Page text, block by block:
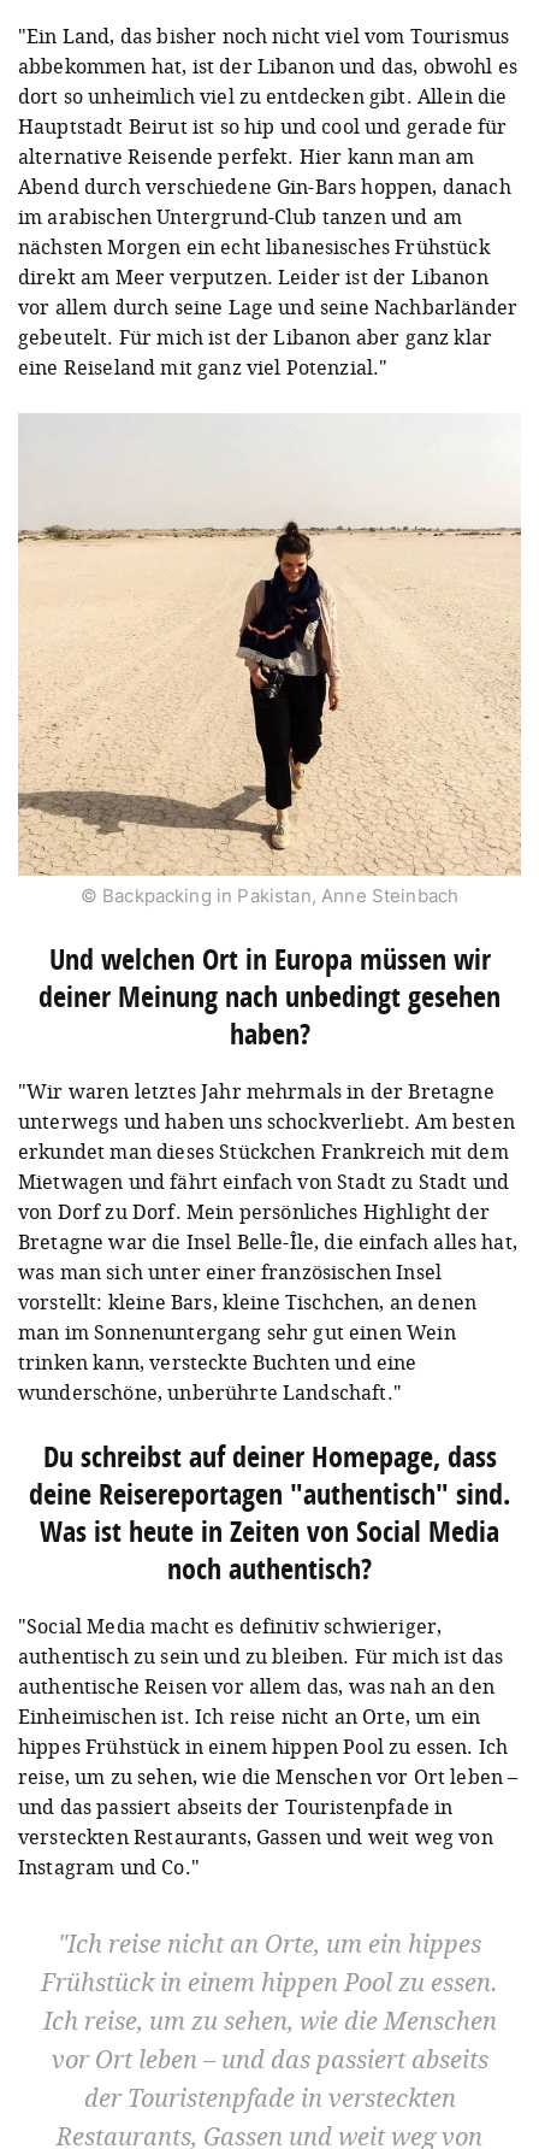
"Ein Land, das bisher noch nicht viel vom Tourismus
abbekommen hat, ist der Libanon und das, obwohl es
dort so unheimlich viel zu entdecken gibt. Allein die
Hauptstadt Beirut ist so hip und cool und gerade für
alternative Reisende perfekt. Hier kann man am
Abend durch verschiedene Gin-Bars hoppen, danach
im arabischen Untergrund-Club tanzen und am
nächsten Morgen ein echt libanesisches Frühstück
direkt am Meer verputzen. Leider ist der Libanon
vor allem durch seine Lage und seine Nachbarländer
gebeutelt. Für mich ist der Libanon aber ganz klar
eine Reiseland mit ganz viel Potenzial."
© Backpacking in Pakistan, Anne Steinbach
Und welchen Ort in Europa müssen wir
deiner Meinung nach unbedingt gesehen
haben?
"Wir waren letztes Jahr mehrmals in der Bretagne
unterwegs und haben uns schockverliebt. Am besten
erkundet man dieses Stückchen Frankreich mit dem
Mietwagen und fährt einfach von Stadt zu Stadt und
von Dorf zu Dorf. Mein persönliches Highlight der
Bretagne war die Insel Belle-Île, die einfach alles hat,
was man sich unter einer französischen Insel
vorstellt: kleine Bars, kleine Tischchen, an denen
man im Sonnenuntergang sehr gut einen Wein
trinken kann, versteckte Buchten und eine
wunderschöne, unberührte Landschaft."
Du schreibst auf deiner Homepage, dass
deine Reisereportagen "authentisch" sind.
Was ist heute in Zeiten von Social Media
noch authentisch?
"Social Media macht es definitiv schwieriger,
authentisch zu sein und zu bleiben. Für mich ist das
authentische Reisen vor allem das, was nah an den
Einheimischen ist. Ich reise nicht an Orte, um ein
hippes Frühstück in einem hippen Pool zu essen. Ich
reise, um zu sehen, wie die Menschen vor Ort leben –
und das passiert abseits der Touristenpfade in
versteckten Restaurants, Gassen und weit weg von
Instagram und Co."
Ich reise nicht an Orte, um ein hippes
Frühstück in einem hippen Pool zu essen.
Ich reise, um zu sehen, wie die Menschen
vor Ort leben – und das passiert abseits
der Touristenpfade in versteckten
Restaurants, Gassen und weit weg von